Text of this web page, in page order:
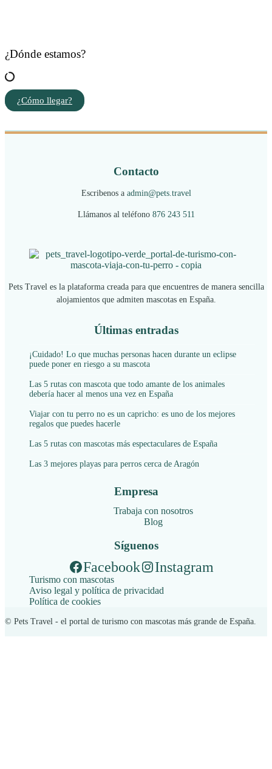
¿Dónde estamos?
¿Cómo llegar?
Contacto
Escribenos a admin@pets.travel
Llámanos al teléfono 876 243 511
Pets Travel es la plataforma creada para que encuentres de manera sencilla
alojamientos que admiten mascotas en España.
Últimas entradas
¡Cuidado! Lo que muchas personas hacen durante un eclipse
puede poner en riesgo a su mascota
Las 5 rutas con mascota que todo amante de los animales
debería hacer al menos una vez en España
Viajar con tu perro no es un capricho: es uno de los mejores
regalos que puedes hacerle
Las 5 rutas con mascotas más espectaculares de España
Las 3 mejores playas para perros cerca de Aragón
Empresa
Trabaja con nosotros
Blog
Síguenos
Facebook Instagram
Turismo con mascotas
Aviso legal y política de privacidad
Política de cookies
© Pets Travel - el portal de turismo con mascotas más grande de España.